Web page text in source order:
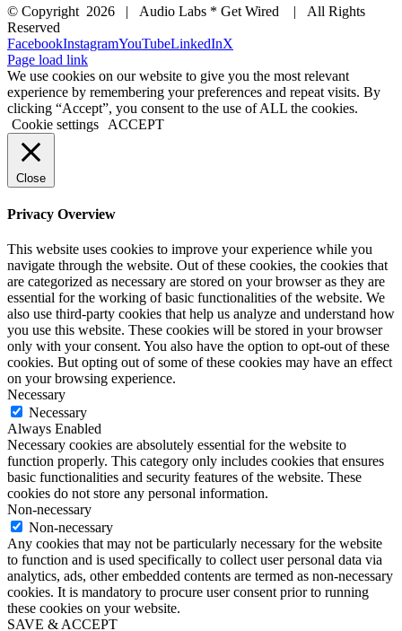
© Copyright 2026 | Audio Labs * Get Wired | All Rights
Reserved
FacebookInstagramYouTubeLinkedInX
Page load link
We use cookies on our website to give you the most relevant
experience by remembering your preferences and repeat visits. By
clicking “Accept”, you consent to the use of ALL the cookies.
Cookie settings
ACCEPT
Close
Privacy Overview
This website uses cookies to improve your experience while you
navigate through the website. Out of these cookies, the cookies that
are categorized as necessary are stored on your browser as they are
essential for the working of basic functionalities of the website. We
also use third-party cookies that help us analyze and understand how
you use this website. These cookies will be stored in your browser
only with your consent. You also have the option to opt-out of these
cookies. But opting out of some of these cookies may have an effect
on your browsing experience.
Necessary
Necessary
Always Enabled
Necessary cookies are absolutely essential for the website to
function properly. This category only includes cookies that ensures
basic functionalities and security features of the website. These
cookies do not store any personal information.
Non-necessary
Non-necessary
Any cookies that may not be particularly necessary for the website
to function and is used specifically to collect user personal data via
analytics, ads, other embedded contents are termed as non-necessary
cookies. It is mandatory to procure user consent prior to running
these cookies on your website.
SAVE & ACCEPT